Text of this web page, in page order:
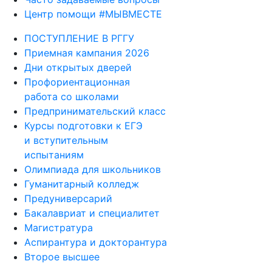
Центр помощи #МЫВМЕСТЕ
ПОСТУПЛЕНИЕ В РГГУ
Приемная кампания 2026
Дни открытых дверей
Профориентационная
работа со школами
Предпринимательский класс
Курсы подготовки к ЕГЭ
и вступительным
испытаниям
Олимпиада для школьников
Гуманитарный колледж
Предуниверсарий
Бакалавриат и специалитет
Магистратура
Аспирантура и докторантура
Второе высшее